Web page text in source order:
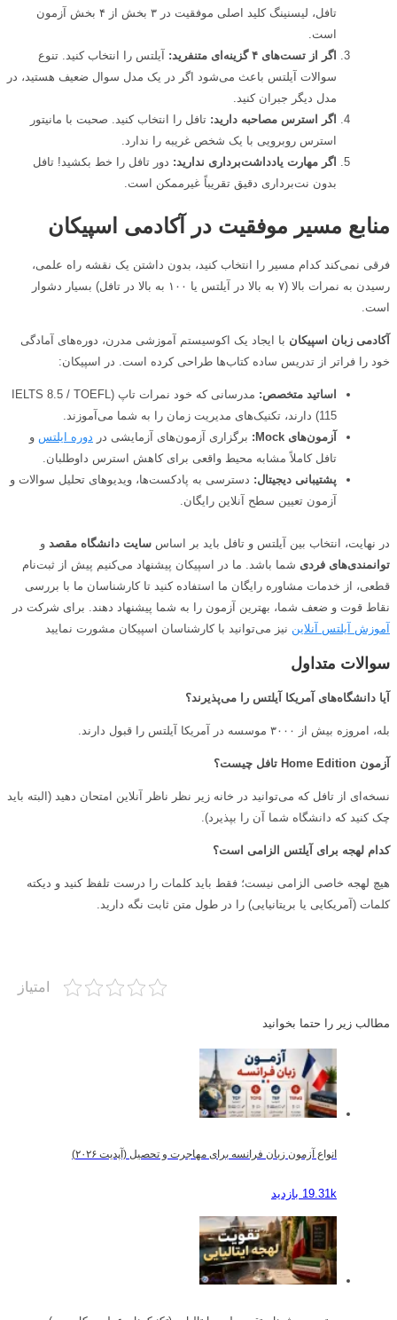
تافل، لیسنینگ کلید اصلی موفقیت در ۳ بخش از ۴ بخش آزمون
است.
اگر از تست‌های ۴ گزینه‌ای متنفرید:
آیلتس را انتخاب کنید. تنوع
سوالات آیلتس باعث می‌شود اگر در یک مدل سوال ضعیف هستید، در
مدل دیگر جبران کنید.
اگر استرس مصاحبه دارید: تافل را انتخاب کنید. صحبت با مانیتور
استرس روبرویی با یک شخص غریبه را ندارد.
اگر مهارت یادداشت‌برداری ندارید: دور تافل را خط بکشید! تافل
بدون نت‌برداری دقیق تقریباً غیرممکن است.
منابع مسیر موفقیت در آکادمی اسپیکان
فرقی نمی‌کند کدام مسیر را انتخاب کنید، بدون داشتن یک نقشه راه علمی،
رسیدن به نمرات بالا (۷ به بالا در آیلتس یا ۱۰۰ به بالا در تافل) بسیار دشوار
است.
آکادمی زبان اسپیکان با ایجاد یک اکوسیستم آموزشی مدرن، دوره‌های آمادگی
خود را فراتر از تدریس ساده کتاب‌ها طراحی کرده است. در اسپیکان:
اساتید متخصص:
مدرسانی که خود نمرات تاپ (IELTS 8.5 / TOEFL
115) دارند، تکنیک‌های مدیریت زمان را به شما می‌آموزند.
آزمون‌های Mock: برگزاری آزمون‌های آزمایشی در دوره ایلتس و
تافل کاملاً مشابه محیط واقعی برای کاهش استرس داوطلبان.
پشتیبانی دیجیتال: دسترسی به پادکست‌ها، ویدیوهای تحلیل سوالات و
آزمون تعیین سطح آنلاین رایگان.
در نهایت، انتخاب بین آیلتس و تافل باید بر اساس سایت دانشگاه مقصد و
توانمندی‌های فردی شما باشد. ما در اسپیکان پیشنهاد می‌کنیم پیش از ثبت‌نام
قطعی، از خدمات مشاوره رایگان ما استفاده کنید تا کارشناسان ما با بررسی
نقاط قوت و ضعف شما، بهترین آزمون را به شما پیشنهاد دهند. برای شرکت در
آموزش آیلتس آنلاین نیز می‌توانید با کارشناسان اسپیکان مشورت نمایید
سوالات متداول
آیا دانشگاه‌های آمریکا آیلتس را می‌پذیرند؟
بله، امروزه بیش از ۳۰۰۰ موسسه در آمریکا آیلتس را قبول دارند.
آزمون Home Edition تافل چیست؟
نسخه‌ای از تافل که می‌توانید در خانه زیر نظر ناظر آنلاین امتحان دهید (البته باید
چک کنید که دانشگاه شما آن را بپذیرد).
کدام لهجه برای آیلتس الزامی است؟
هیچ لهجه خاصی الزامی نیست؛ فقط باید کلمات را درست تلفظ کنید و دیکته
کلمات (آمریکایی یا بریتانیایی) را در طول متن ثابت نگه دارید.
امتیاز
مطالب زیر را حتما بخوانید
انواع آزمون زبان فرانسه برای مهاجرت و تحصیل (آپدیت ۲۰۲۶)
19.31k بازدید